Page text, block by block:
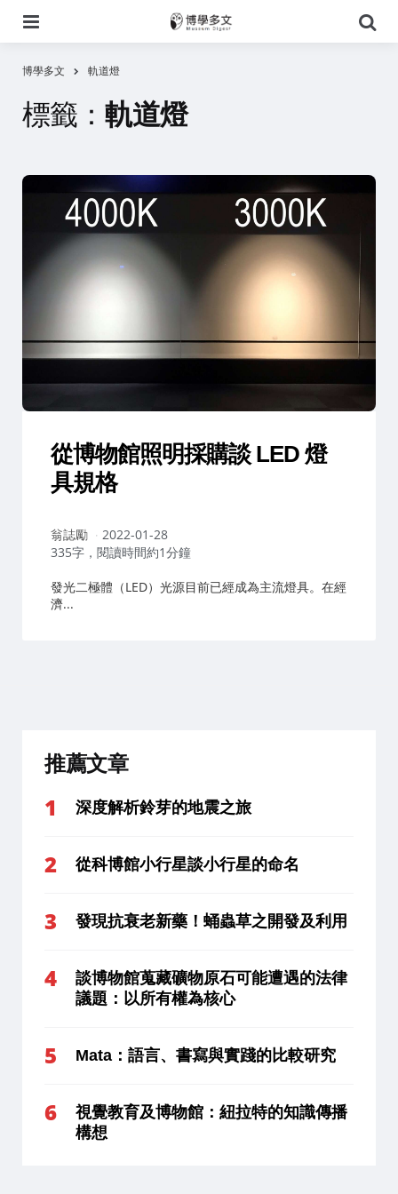
尋
博學多文 軌道燈
標籤： 軌道燈
從博物館照明採購談 LED 燈
具規格
作
者：
翁誌勵
2022-01-28
335字，閱讀時間約1分鐘
發光二極體（LED）光源目前已經成為主流燈具。在經
濟...
推薦文章
深度解析鈴芽的地震之旅
從科博館小行星談小行星的命名
發現抗衰老新藥！蛹蟲草之開發及利用
談博物館蒐藏礦物原石可能遭遇的法律
議題：以所有權為核心
Mata：語言、書寫與實踐的比較研究
視覺教育及博物館：紐拉特的知識傳播
構想